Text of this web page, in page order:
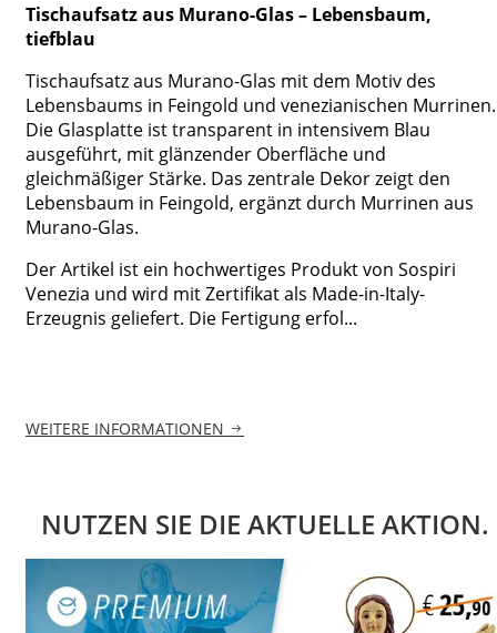
Tischaufsatz aus Murano-Glas – Lebensbaum,
tiefblau
Tischaufsatz aus Murano-Glas mit dem Motiv des
Lebensbaums in Feingold und venezianischen Murrinen.
Die Glasplatte ist transparent in intensivem Blau
ausgeführt, mit glänzender Oberfläche und
gleichmäßiger Stärke. Das zentrale Dekor zeigt den
Lebensbaum in Feingold, ergänzt durch Murrinen aus
Murano-Glas.
Der Artikel ist ein hochwertiges Produkt von Sospiri
Venezia und wird mit Zertifikat als Made-in-Italy-
Erzeugnis geliefert. Die Fertigung erfol...
WEITERE INFORMATIONEN
NUTZEN SIE DIE AKTUELLE AKTION.